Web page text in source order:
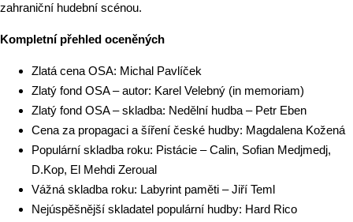
zahraniční hudební scénou.
Kompletní přehled oceněných
Zlatá cena OSA: Michal Pavlíček
Zlatý fond OSA – autor: Karel Velebný (in memoriam)
Zlatý fond OSA – skladba: Nedělní hudba – Petr Eben
Cena za propagaci a šíření české hudby: Magdalena Kožená
Populární skladba roku: Pistácie – Calin, Sofian Medjmedj,
D.Kop, El Mehdi Zeroual
Vážná skladba roku: Labyrint paměti – Jiří Teml
Nejúspěšnější skladatel populární hudby: Hard Rico